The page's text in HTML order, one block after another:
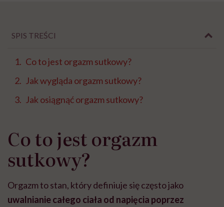
SPIS TREŚCI
Co to jest orgazm sutkowy?
Jak wygląda orgazm sutkowy?
Jak osiągnąć orgazm sutkowy?
Co to jest orgazm
sutkowy?
Orgazm to stan, który definiuje się często jako
uwalnianie całego ciała od napięcia poprzez